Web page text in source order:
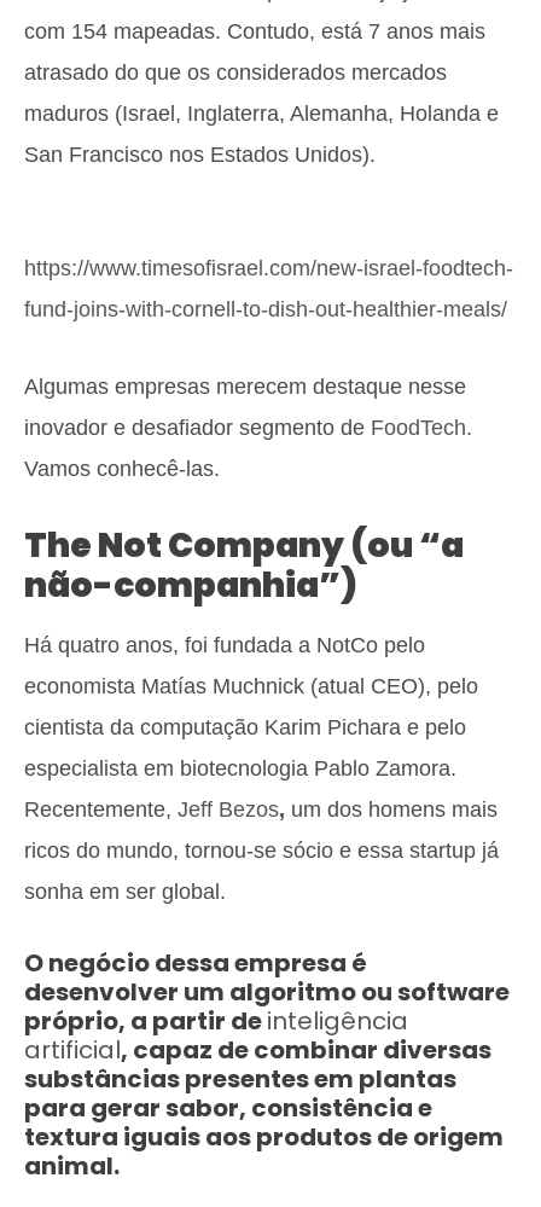
com 154 mapeadas. Contudo, está 7 anos mais
atrasado do que os considerados mercados
maduros (Israel, Inglaterra, Alemanha, Holanda e
San Francisco nos Estados Unidos).
https://www.timesofisrael.com/new-israel-foodtech-
fund-joins-with-cornell-to-dish-out-healthier-meals/
Algumas empresas merecem destaque nesse
inovador e desafiador segmento de FoodTech.
Vamos conhecê-las.
The Not Company (ou “a
não-companhia”)
Há quatro anos, foi fundada a NotCo pelo
economista Matías Muchnick (atual CEO), pelo
cientista da computação Karim Pichara e pelo
especialista em biotecnologia Pablo Zamora.
Recentemente, Jeff Bezos, um dos homens mais
ricos do mundo, tornou-se sócio e essa startup já
sonha em ser global.
O negócio dessa empresa é
desenvolver um algoritmo ou software
próprio, a partir deinteligência
artificial, capaz de combinar diversas
substâncias presentes em plantas
para gerar sabor, consistência e
textura iguais aos produtos de origem
animal.